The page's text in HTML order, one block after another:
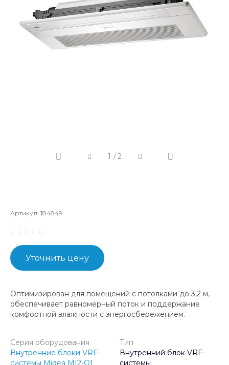
1 /2
Артикул: 184849
Уточнить цену
Оптимизирован для помещений с потолками до 3,2 м,
обеспечивает равномерный поток и поддержание
комфортной влажности с энергосбережением.
Серия оборудования
Внутренние блоки VRF-
системы Midea MI2-Q1
Тип
Внутренний блок VRF-
системы